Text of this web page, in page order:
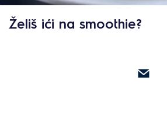
Želiš ići na smoothie?